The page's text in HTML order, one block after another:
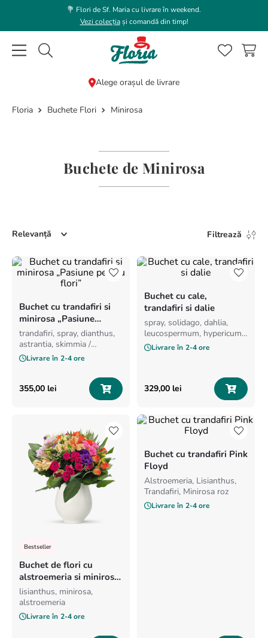
💐 Flori de Sf. Maria cu livrare în weekend.
Vezi colecțiași comandă din timp!
Caută flori, plante, cadouri...
Alege orașul de livrare
Buchete Flori Minirosa
Buchete de Minirosa
Relevanță Filtrează
Buchet cu trandafiri si
minirosa „Pasiune
pentru flori”
trandafiri, spray, dianthus,
astrantia, skimmia /
viburnum, verdeata si
ambalaj
Livrare în 2-4 ore
355,00 lei
Buchet cu cale,
trandafiri si dalie
spray, solidago, dahlia,
leucospermum, hypericum,
crizanteme, calla
Livrare în 2-4 ore
329,00 lei
Bestseller
Buchet de flori cu
alstroemeria si minirosa
„Vise colorate”
lisianthus, minirosa,
alstroemeria
Livrare în 2-4 ore
Buchet cu trandafiri Pink
Floyd
Alstroemeria, Lisianthus,
Trandafiri, Minirosa roz
Livrare în 2-4 ore
CĂUTĂRI POPULARE
floarea soarelui
6.
buchet trandafiri
7.
trandafiri albi
.
buchet crini
10. ranunculus